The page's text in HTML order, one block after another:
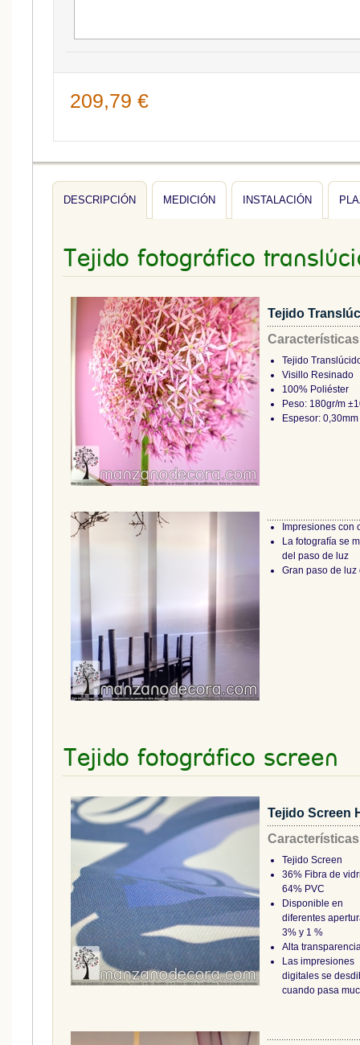
209,79 €
DESCRIPCIÓN MEDICIÓN INSTALACIÓN
Tejido fotográfico
Tejido
Tejido
Visillo Resinado
100% Poliéster
Peso: 180gr/m
Espesor: 0,30mm
Impresiones con
La fotografía se
del paso de luz
Gran paso de luz
Tejido fotográfico screen
Tejido Screen
Tejido Screen
36% Fibra de
64% PVC
Disponible en
diferentes
3% y 1 %
Alta
Las impresiones
digitales se
cuando pasa